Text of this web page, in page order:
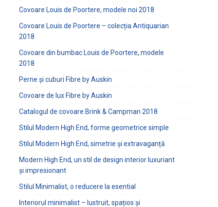
Covoare Louis de Poortere, modele noi 2018
Covoare Louis de Poortere – colecția Antiquarian
2018
Covoare din bumbac Louis de Poortere, modele
2018
Perne și cuburi Fibre by Auskin
Covoare de lux Fibre by Auskin
Catalogul de covoare Brink & Campman 2018
Stilul Modern High End, forme geometrice simple
Stilul Modern High End, simetrie și extravaganță
Modern High End, un stil de design interior luxuriant
și impresionant
Stilul Minimalist, o reducere la esential
Interiorul minimalist – lustruit, spațios și